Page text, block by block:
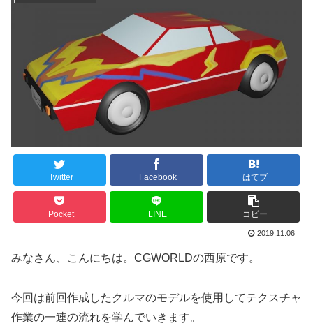
Twitter Facebook はてブ
Pocket LINE コピー
2019.11.06
みなさん、こんにちは。CGWORLDの西原です。
今回は前回作成したクルマのモデルを使用してテクスチャ
作業の一連の流れを学んでいきます。